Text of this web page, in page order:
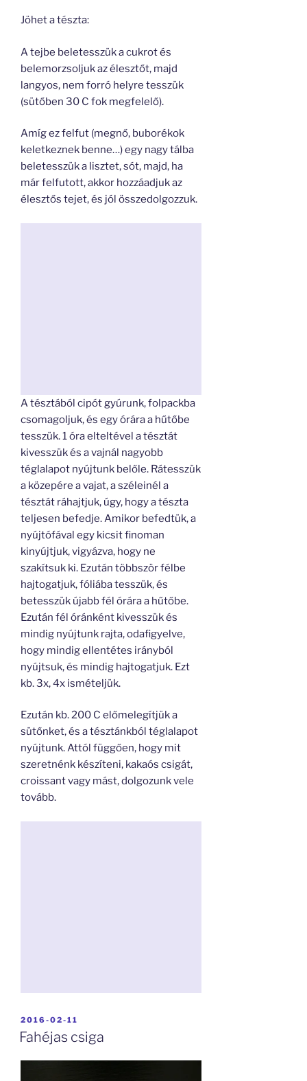
Jöhet a tészta:
A tejbe beletesszük a cukrot és
belemorzsoljuk az élesztőt, majd
langyos, nem forró helyre tesszük
(sütőben 30 C fok megfelelő).
Amíg ez felfut (megnő, buborékok
keletkeznek benne…) egy nagy tálba
beletesszük a lisztet, sót, majd, ha
már felfutott, akkor hozzáadjuk az
élesztős tejet, és jól összedolgozzuk.
A tésztából cipót gyúrunk, folpackba
csomagoljuk, és egy órára a hűtőbe
tesszük. 1 óra elteltével a tésztát
kivesszük és a vajnál nagyobb
téglalapot nyújtunk belőle. Rátesszük
a közepére a vajat, a széleinél a
tésztát ráhajtjuk, úgy, hogy a tészta
teljesen befedje. Amikor befedtük, a
nyújtófával egy kicsit finoman
kinyújtjuk, vigyázva, hogy ne
szakítsuk ki. Ezután többször félbe
hajtogatjuk, fóliába tesszük, és
betesszük újabb fél órára a hűtőbe.
Ezután fél óránként kivesszük és
mindig nyújtunk rajta, odafigyelve,
hogy mindig ellentétes irányból
nyújtsuk, és mindig hajtogatjuk. Ezt
kb. 3x, 4x ismételjük.
Ezután kb. 200 C előmelegítjük a
sütőnket, és a tésztánkból téglalapot
nyújtunk. Attól függően, hogy mit
szeretnénk készíteni, kakaós csigát,
croissant vagy mást, dolgozunk vele
tovább.
BEKÜLDVE:
2016-02-11
Fahéjas csiga